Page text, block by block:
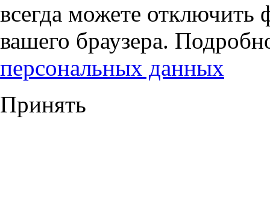
всегда можете отключить
вашего браузера.
персональных данных
Принять